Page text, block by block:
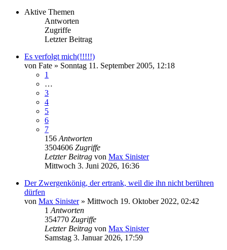
Aktive Themen
Antworten
Zugriffe
Letzter Beitrag
Es verfolgt mich(!!!!!)
von Fate » Sonntag 11. September 2005, 12:18
1
…
3
4
5
6
7
156 Antworten
3504606 Zugriffe
Letzter Beitrag von Max Sinister
Mittwoch 3. Juni 2026, 16:36
Der Zwergenkönig, der ertrank, weil die ihn nicht berühren
dürfen
von Max Sinister» Mittwoch 19. Oktober 2022, 02:42
1 Antworten
354770 Zugriffe
Letzter Beitrag von Max Sinister
Samstag 3. Januar 2026, 17:59